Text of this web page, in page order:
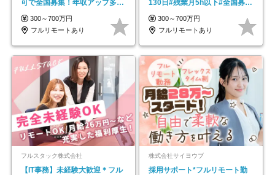
可で全国募集！年収アップ多数
★年休最大130日★
300～700万円
フルリモートあり
130日#残業月5h以下#全国募集
#最大1年の研修
300～700万円
フルリモートあり
フルスタック株式会社
【IT事務】未経験大歓迎＊フル
株式会社サイヨウブ
採用サポート*フルリモート勤